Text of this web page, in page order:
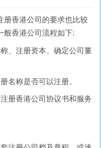
册香港公司的要求也比较
般香港公司流程如下:
、注册资本、确定公司董
称是否可以注册。
香港公司协议书和服务